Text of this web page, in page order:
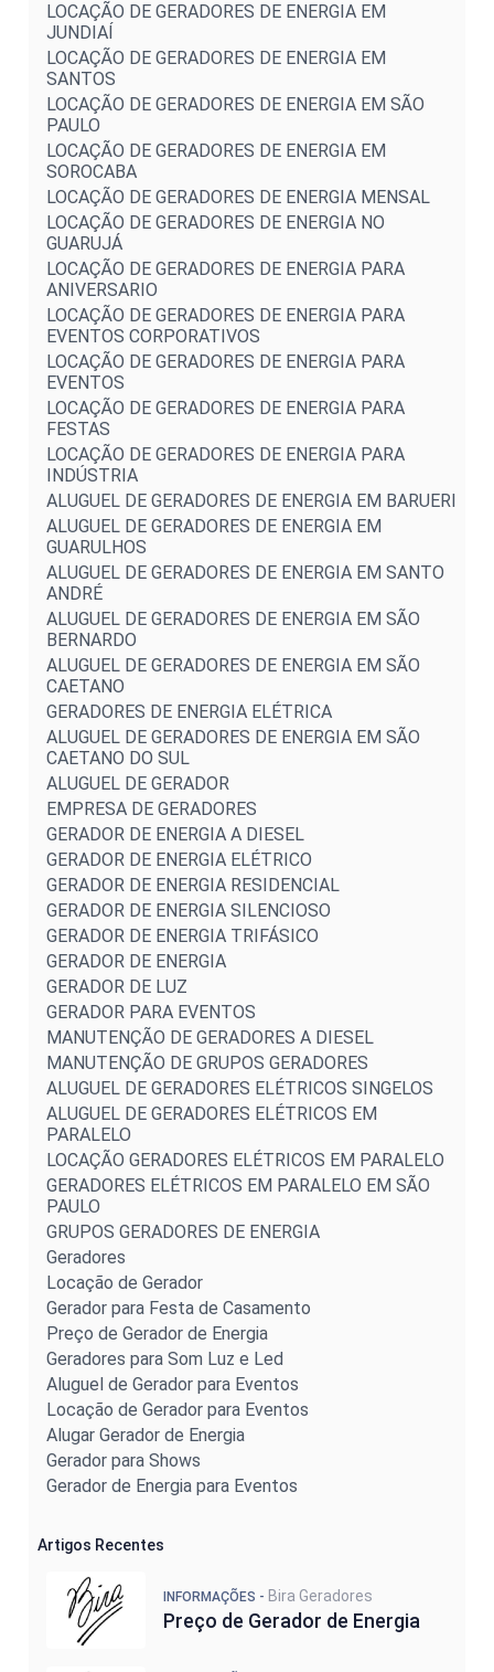
LOCAÇÃO DE GERADORES DE ENERGIA EM
JUNDIAÍ
LOCAÇÃO DE GERADORES DE ENERGIA EM
SANTOS
LOCAÇÃO DE GERADORES DE ENERGIA EM SÃO
PAULO
LOCAÇÃO DE GERADORES DE ENERGIA EM
SOROCABA
LOCAÇÃO DE GERADORES DE ENERGIA MENSAL
LOCAÇÃO DE GERADORES DE ENERGIA NO
GUARUJÁ
LOCAÇÃO DE GERADORES DE ENERGIA PARA
ANIVERSARIO
LOCAÇÃO DE GERADORES DE ENERGIA PARA
EVENTOS CORPORATIVOS
LOCAÇÃO DE GERADORES DE ENERGIA PARA
EVENTOS
LOCAÇÃO DE GERADORES DE ENERGIA PARA
FESTAS
LOCAÇÃO DE GERADORES DE ENERGIA PARA
INDÚSTRIA
ALUGUEL DE GERADORES DE ENERGIA EM BARUERI
ALUGUEL DE GERADORES DE ENERGIA EM
GUARULHOS
ALUGUEL DE GERADORES DE ENERGIA EM SANTO
ANDRÉ
ALUGUEL DE GERADORES DE ENERGIA EM SÃO
BERNARDO
ALUGUEL DE GERADORES DE ENERGIA EM SÃO
CAETANO
GERADORES DE ENERGIA ELÉTRICA
ALUGUEL DE GERADORES DE ENERGIA EM SÃO
CAETANO DO SUL
ALUGUEL DE GERADOR
EMPRESA DE GERADORES
GERADOR DE ENERGIA A DIESEL
GERADOR DE ENERGIA ELÉTRICO
GERADOR DE ENERGIA RESIDENCIAL
GERADOR DE ENERGIA SILENCIOSO
GERADOR DE ENERGIA TRIFÁSICO
GERADOR DE ENERGIA
GERADOR DE LUZ
GERADOR PARA EVENTOS
MANUTENÇÃO DE GERADORES A DIESEL
MANUTENÇÃO DE GRUPOS GERADORES
ALUGUEL DE GERADORES ELÉTRICOS SINGELOS
ALUGUEL DE GERADORES ELÉTRICOS EM
PARALELO
LOCAÇÃO GERADORES ELÉTRICOS EM PARALELO
GERADORES ELÉTRICOS EM PARALELO EM SÃO
PAULO
GRUPOS GERADORES DE ENERGIA
Geradores
Locação de Gerador
Gerador para Festa de Casamento
Preço de Gerador de Energia
Geradores para Som Luz e Led
Aluguel de Gerador para Eventos
Locação de Gerador para Eventos
Alugar Gerador de Energia
Gerador para Shows
Gerador de Energia para Eventos
Artigos Recentes
INFORMAÇÕES - Bira Geradores
Preço de Gerador de Energia